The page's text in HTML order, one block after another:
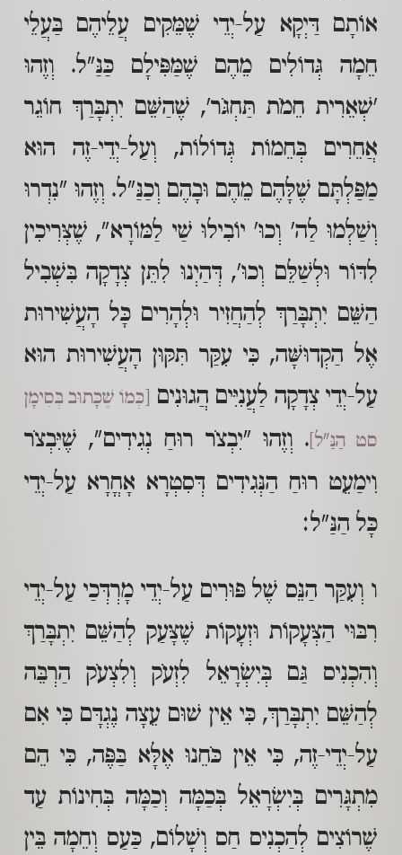
אוֹתָם דַּיְקָא עַל-יְדֵי שֶׁמֵּקִים עֲלֵיהֶם בַּעֲלֵי
חֵמָה גְּדוֹלִים מֵהֶם שֶׁמַּפִּילָם כַּנַּ"ל. וְזֶהוּ
'שְׁאֵרִית חֵמֹת תַּחְגֹּר', שֶׁהַשֵּׁם יִתְבָּרַךְ חוֹגֵר
אֲחֵרִים בְּחֵמוֹת גְּדוֹלוֹת, וְעַל-יְדֵי-זֶה הוּא
מַפַּלְתָּם שֶׁלָּהֶם מֵהֶם וּבָהֶם וְכַנַּ"ל. וְזֶהוּ "נִדְרוּ
וְשַׁלְמוּ לַה' וְכוּ' יוֹבִילוּ שַׁי לַמּוֹרָא", שֶׁצְּרִיכִין
לִדּוֹר וּלְשַׁלֵּם וְכוּ', דְּהַיְנוּ לִתֵּן צְדָקָה בִּשְׁבִיל
הַשֵּׁם יִתְבָּרַךְ לְהַחֲזִיר וּלְהָרִים כָּל הָעֲשִׁירוּת
אֶל הַקְדוּשָּׁה, כִּי עִקַּר תִּקּוּן הָעֲשִׁירוּת הוּא
עַל-יְדֵי צְדָקָה לַעֲנִיִּים הֲגוּנִים [כְּמוֹ שֶׁכָּתוּב בְּסִימָן
סט הַנַּ"ל] . וְזֶהוּ "יִבְצֹר רוּחַ נְגִידִים", שֶׁיִּבְצֹר
וִימַעֵט רוּחַ הַנְּגִידִים דְּסִטְרָא אָחֳרָא עַל-יְדֵי
כָּל הַנַּ"ל:
ו וְעִקַּר הַנֵּס שֶׁל פּוּרִים עַל-יְדֵי מָרְדְּכַי עַל-יְדֵי
רִבּוּי הַצְּעָקוֹת וּזְעָקוֹת שֶׁצָּעַק לְהַשֵּׁם יִתְבָּרַךְ
וְהִכְנִיס גַּם בְּיִשְׂרָאֵל לִזְעֹק וְלִצְעֹק הַרְבֵּה
לְהַשֵּׁם יִתְבָּרַךְ, כִּי אֵין שׁוּם עֵצָה נֶגְדָּם כִּי אִם
עַל-יְדֵי-זֶה, כִּי אֵין כֹּחֵנוּ אֶלָּא בַּפֶּה, כִּי הֵם
מִתְגָּרִים בְּיִשְׂרָאֵל בְּכַמָּה וְכַמָּה בְּחִינוֹת עַד
שֶׁרוֹצִים לְהַכְנִיס חַס וְשָׁלוֹם, כַּעַס וְחֵמָה בֵּין